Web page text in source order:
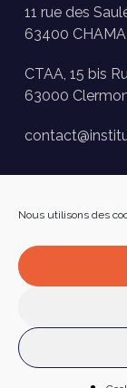
Nous utilisons des
11 rue des
63400
CTAA, 15 bis
63000
Presse
FAQ
Mentions légales
Réalisé par